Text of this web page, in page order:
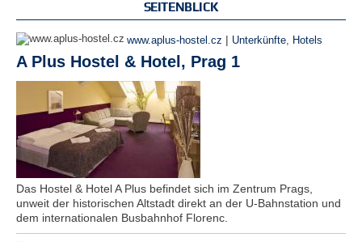
SEITENBLICK
www.aplus-hostel.cz | Unterkünfte, Hotels
A Plus Hostel & Hotel, Prag 1
Das Hostel & Hotel A Plus befindet sich im Zentrum Prags,
unweit der historischen Altstadt direkt an der U-Bahnstation und
dem internationalen Busbahnhof Florenc.